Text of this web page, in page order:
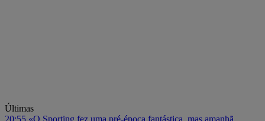
Últimas
20:55 «O Sporting fez uma pré-época fantástica, mas amanhã